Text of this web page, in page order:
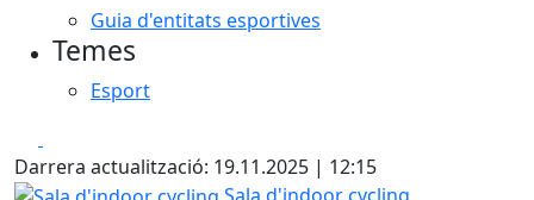
Guia d'entitats esportives
Temes
Esport
Darrera actualització: 19.11.2025 | 12:15
Sala d'indoor cycling